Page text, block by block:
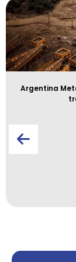
Argentina